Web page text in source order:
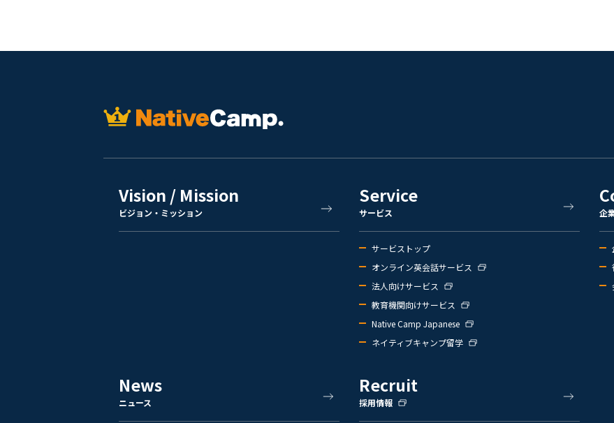
Vision / Mission
ビジョン・ミッション
Service
サービス
サービストップ
オンライン英会話サービス
法人向けサービス
教育機関向けサービス
Native Camp Japanese
ネイティブキャンプ留学
企
News
ニュース
Recruit
採用情報